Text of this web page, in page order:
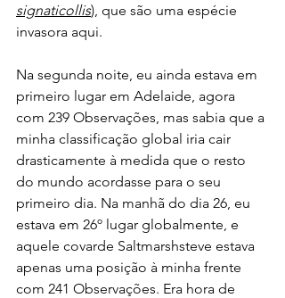
signaticollis), que são uma espécie
invasora aqui.
Na segunda noite, eu ainda estava em
primeiro lugar em Adelaide, agora
com 239 Observações, mas sabia que a
minha classificação global iria cair
drasticamente à medida que o resto
do mundo acordasse para o seu
primeiro dia. Na manhã do dia 26, eu
estava em 26º lugar globalmente, e
aquele covarde Saltmarshsteve estava
apenas uma posição à minha frente
com 241 Observações. Era hora de